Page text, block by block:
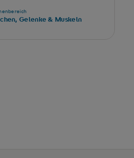
Gelenke & Muskeln